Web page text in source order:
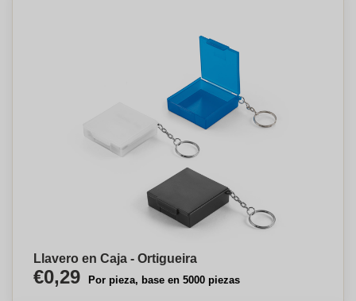
Llavero en Caja - Ortigueira
€0,29 Por pieza, base en 5000 piezas